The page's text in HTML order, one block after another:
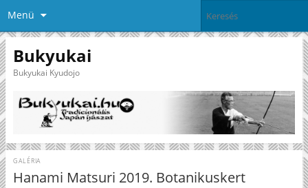
Menü
Bukyukai
Bukyukai Kyudojo
Hanami Matsuri 2019. Botanikuskert
GALÉRIA